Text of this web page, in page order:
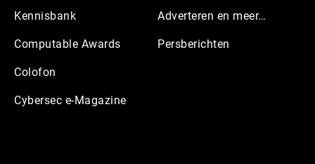
Kennisbank
Computable Awards
Colofon
Cybersec e-Magazine
Adverteren en meer…
Persberichten